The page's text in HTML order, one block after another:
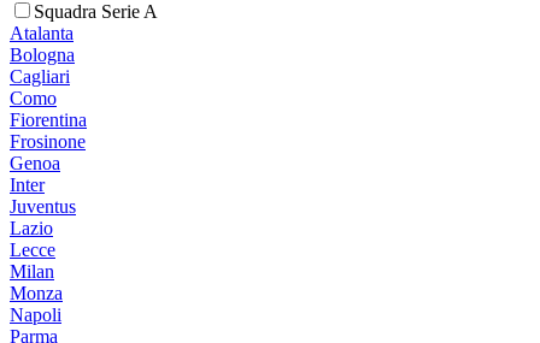
Squadra Serie A
Atalanta
Bologna
Cagliari
Como
Fiorentina
Frosinone
Genoa
Inter
Juventus
Lazio
Lecce
Milan
Monza
Napoli
Parma